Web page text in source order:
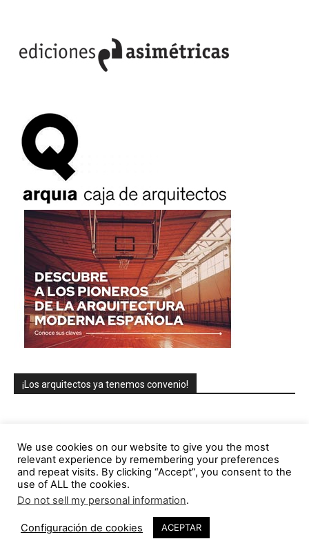
¡Los arquitectos ya tenemos convenio!
We use cookies on our website to give you the most
relevant experience by remembering your preferences
and repeat visits. By clicking “Accept”, you consent to the
use of ALL the cookies.
Do not sell my personal information.
Configuración de cookies ACEPTAR